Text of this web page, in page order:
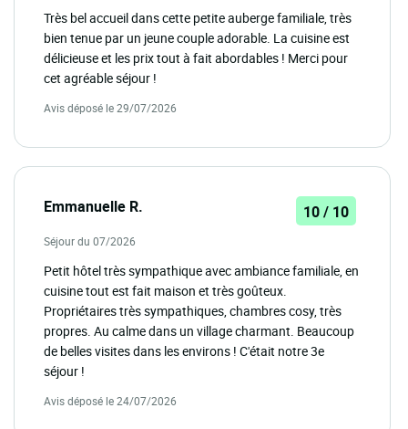
Très bel accueil dans cette petite auberge familiale, très
bien tenue par un jeune couple adorable. La cuisine est
délicieuse et les prix tout à fait abordables ! Merci pour
cet agréable séjour !
Avis déposé le 29/07/2026
Emmanuelle R. 10 / 10
Séjour du 07/2026
Petit hôtel très sympathique avec ambiance familiale, en
cuisine tout est fait maison et très goûteux.
Propriétaires très sympathiques, chambres cosy, très
propres. Au calme dans un village charmant. Beaucoup
de belles visites dans les environs ! C'était notre 3e
séjour !
Avis déposé le 24/07/2026